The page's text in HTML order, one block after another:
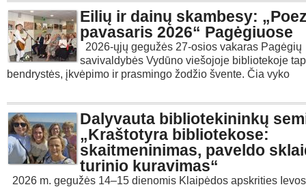
Eilių ir dainų skambesy:
pavasaris 2026“ Pagėgiuose
2026-ųjų gegužės 27-osios vakaras Pagėgių
savivaldybės Vydūno viešojoje bibliotekoje
bendrystės, įkvėpimo ir prasmingo žodžio švente. Čia vyko
Dalyvauta bibliotekininkų
„Kraštotyra bibliotekose:
skaitmeninimas, paveldo
turinio kuravimas“
2026 m. gegužės 14–15 dienomis Klaipėdos apskrities Ievos